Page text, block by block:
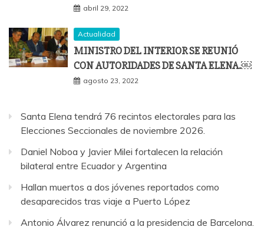
abril 29, 2022
Actualidad
MINISTRO DEL INTERIOR SE REUNIÓ
CON AUTORIDADES DE SANTA ELENA.￼
agosto 23, 2022
Santa Elena tendrá 76 recintos electorales para las
Elecciones Seccionales de noviembre 2026.
Daniel Noboa y Javier Milei fortalecen la relación
bilateral entre Ecuador y Argentina
Hallan muertos a dos jóvenes reportados como
desaparecidos tras viaje a Puerto López
Antonio Álvarez renunció a la presidencia de Barcelona.